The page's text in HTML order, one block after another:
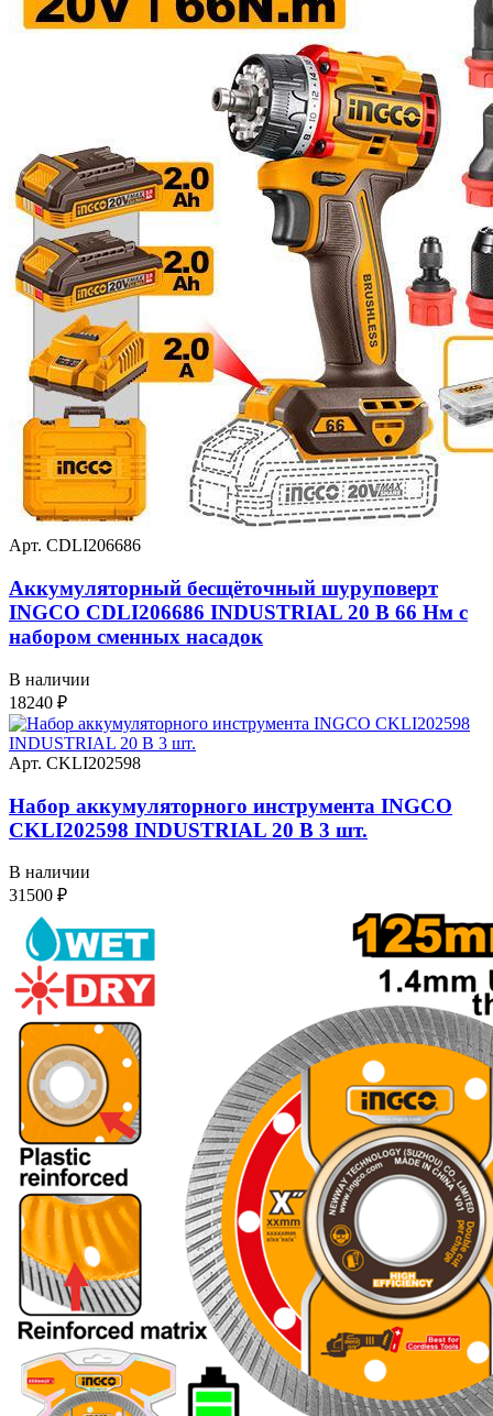
Арт. CDLI206686
Аккумуляторный бесщёточный шуруповерт
INGCO CDLI206686 INDUSTRIAL 20 В 66 Нм с
набором сменных насадок
В наличии
18240 ₽
Арт. CKLI202598
Набор аккумуляторного инструмента INGCO
CKLI202598 INDUSTRIAL 20 В 3 шт.
В наличии
31500 ₽